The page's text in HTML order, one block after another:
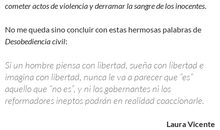
cometer actos de violencia y derramar la sangre de los inocentes.
No me queda sino concluir con estas hermosas palabras de
Desobediencia civil:
Si un hombre piensa con libertad, sueña con libertad e
imagina con libertad, nunca le va a parecer que “es”
aquello que “no es”, y ni los gobernantes ni los
reformadores ineptos podrán en realidad coaccionarle.
Laura Vicente